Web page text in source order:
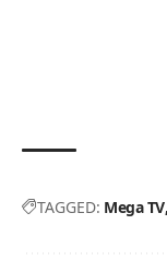
TAGGED: Mega TV